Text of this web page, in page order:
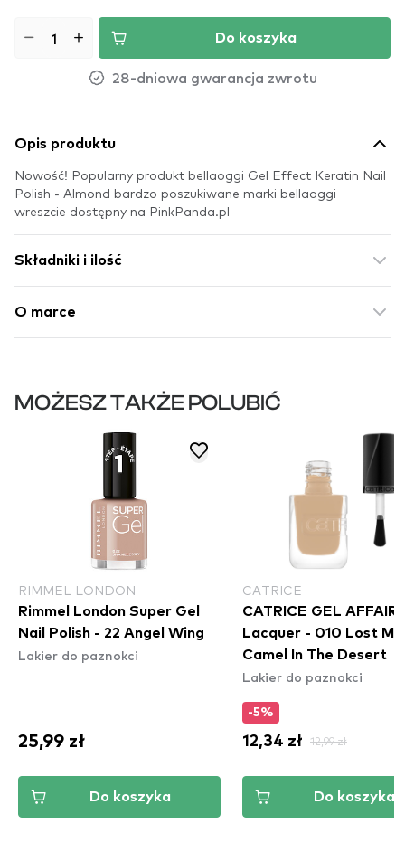
Do koszyka
28-dniowa gwarancja zwrotu
Opis produktu
Nowość! Popularny produkt bellaoggi Gel Effect Keratin Nail
Polish - Almond bardzo poszukiwane marki bellaoggi
wreszcie dostępny na PinkPanda.pl
Składniki i ilość
O marce
MOŻESZ TAKŻE POLUBIĆ
RIMMEL LONDON
Rimmel London Super Gel
Nail Polish - 22 Angel Wing
Lakier do paznokci
25,99 zł
Do koszyka
CATRICE
CATRICE GEL AFFAIR
Lacquer - 010 Lost My
Camel In The Desert
Lakier do paznokci
-5%
12,34 zł 12,99 zł
Do koszyka